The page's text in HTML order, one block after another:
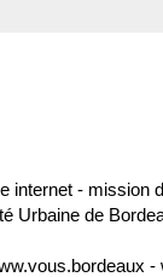
internet - mission
Urbaine de
-